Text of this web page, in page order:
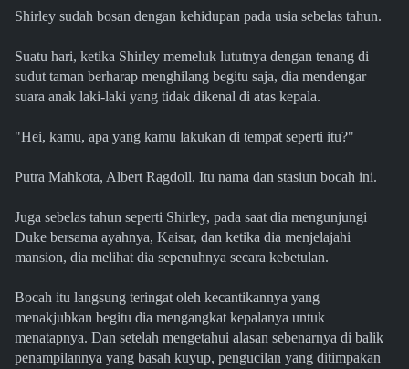
Shirley sudah bosan dengan kehidupan pada usia sebelas tahun.
Suatu hari, ketika Shirley memeluk lututnya dengan tenang di
sudut taman berharap menghilang begitu saja, dia mendengar
suara anak laki-laki yang tidak dikenal di atas kepala.
"Hei, kamu, apa yang kamu lakukan di tempat seperti itu?"
Putra Mahkota, Albert Ragdoll. Itu nama dan stasiun bocah ini.
Juga sebelas tahun seperti Shirley, pada saat dia mengunjungi
Duke bersama ayahnya, Kaisar, dan ketika dia menjelajahi
mansion, dia melihat dia sepenuhnya secara kebetulan.
Bocah itu langsung teringat oleh kecantikannya yang
menakjubkan begitu dia mengangkat kepalanya untuk
menatapnya. Dan setelah mengetahui alasan sebenarnya di balik
penampilannya yang basah kuyup, pengucilan yang ditimpakan